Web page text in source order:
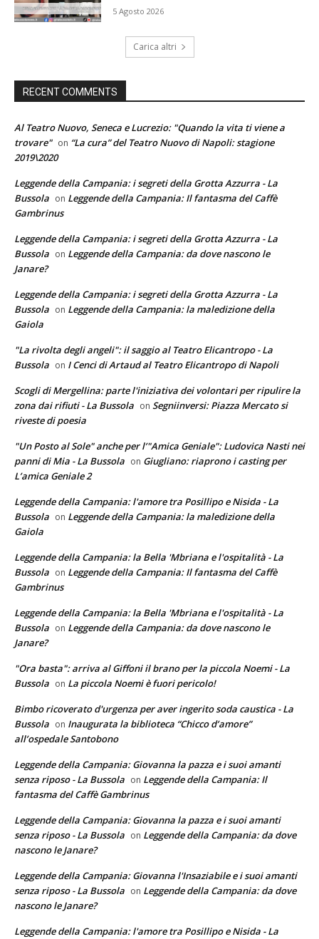
5 Agosto 2026
Carica altri
RECENT COMMENTS
Al Teatro Nuovo, Seneca e Lucrezio: "Quando la vita ti viene a
trovare" on “La cura” del Teatro Nuovo di Napoli: stagione
2019\2020
Leggende della Campania: i segreti della Grotta Azzurra - La
Bussola on Leggende della Campania: Il fantasma del Caffè
Gambrinus
Leggende della Campania: i segreti della Grotta Azzurra - La
Bussola on Leggende della Campania: da dove nascono le
Janare?
Leggende della Campania: i segreti della Grotta Azzurra - La
Bussola on Leggende della Campania: la maledizione della
Gaiola
"La rivolta degli angeli": il saggio al Teatro Elicantropo - La
Bussola on I Cenci di Artaud al Teatro Elicantropo di Napoli
Scogli di Mergellina: parte l'iniziativa dei volontari per ripulire la
zona dai rifiuti - La Bussola on Segniinversi: Piazza Mercato si
riveste di poesia
"Un Posto al Sole" anche per l’"Amica Geniale": Ludovica Nasti nei
panni di Mia - La Bussola on Giugliano: riaprono i casting per
L’amica Geniale 2
Leggende della Campania: l'amore tra Posillipo e Nisida - La
Bussola on Leggende della Campania: la maledizione della
Gaiola
Leggende della Campania: la Bella 'Mbriana e l'ospitalità - La
Bussola on Leggende della Campania: Il fantasma del Caffè
Gambrinus
Leggende della Campania: la Bella 'Mbriana e l'ospitalità - La
Bussola on Leggende della Campania: da dove nascono le
Janare?
"Ora basta": arriva al Giffoni il brano per la piccola Noemi - La
Bussola on La piccola Noemi è fuori pericolo!
Bimbo ricoverato d'urgenza per aver ingerito soda caustica - La
Bussola on Inaugurata la biblioteca “Chicco d’amore”
all’ospedale Santobono
Leggende della Campania: Giovanna la pazza e i suoi amanti
senza riposo - La Bussola on Leggende della Campania: Il
fantasma del Caffè Gambrinus
Leggende della Campania: Giovanna la pazza e i suoi amanti
senza riposo - La Bussola on Leggende della Campania: da dove
nascono le Janare?
Leggende della Campania: Giovanna l'Insaziabile e i suoi amanti
senza riposo - La Bussola on Leggende della Campania: da dove
nascono le Janare?
Leggende della Campania: l'amore tra Posillipo e Nisida - La